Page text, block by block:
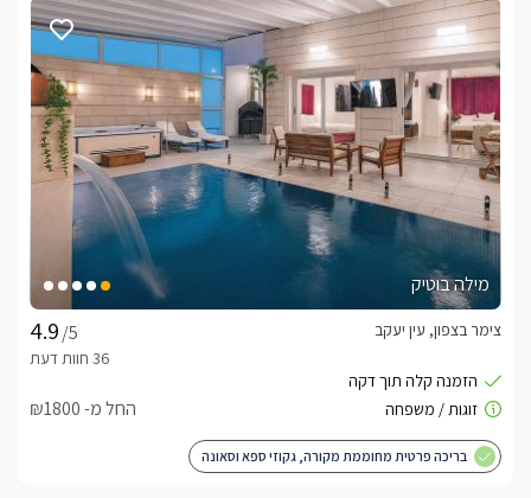
מילה בוטיק
/5
צימר בצפון, עין יעקב
החל מ- ₪1800
בריכה פרטית מחוממת מקורה, גקוזי ספא וסאונה